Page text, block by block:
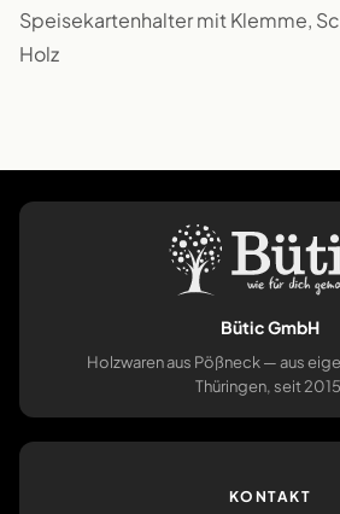
Speisekartenhalter mit Klemme,
Holz
Bütic GmbH
Holzwaren aus Pößneck — aus
Thüringen, seit
KONTAKT